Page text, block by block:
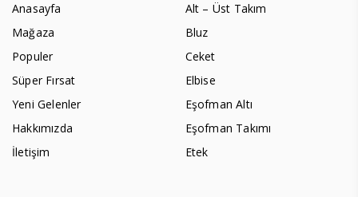
Anasayfa
Mağaza
Populer
Süper Fırsat
Yeni Gelenler
Hakkımızda
İletişim
Alt – Üst Takım
Bluz
Ceket
Elbise
Eşofman Altı
Eşofman Takımı
Etek